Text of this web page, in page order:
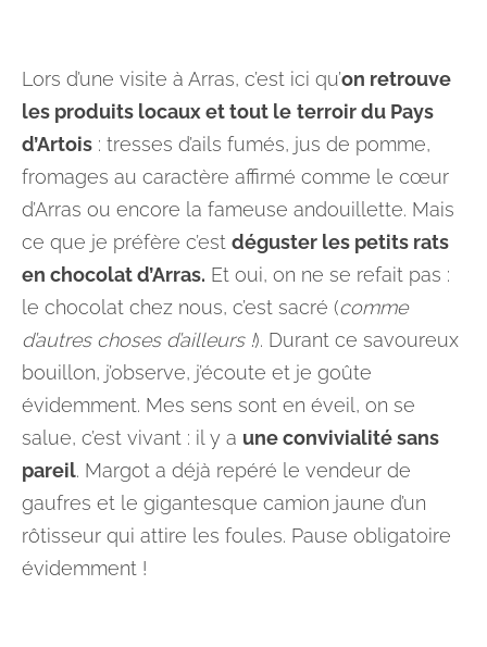
Lors d’une visite à Arras, c’est ici qu’on retrouve
les produits locaux et tout le terroir du Pays
d’Artois : tresses d’ails fumés, jus de pomme,
fromages au caractère affirmé comme le cœur
d’Arras ou encore la fameuse andouillette. Mais
ce que je préfère c’est déguster les petits rats
en chocolat d’Arras. Et oui, on ne se refait pas :
le chocolat chez nous, c’est sacré (comme
d’autres choses d’ailleurs !). Durant ce savoureux
bouillon, j’observe, j’écoute et je goûte
évidemment. Mes sens sont en éveil, on se
salue, c’est vivant : il y a une convivialité sans
pareil. Margot a déjà repéré le vendeur de
gaufres et le gigantesque camion jaune d’un
rôtisseur qui attire les foules. Pause obligatoire
évidemment !